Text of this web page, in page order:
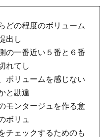
どの程度のボリューム
出し
の一番近い５番と６番
れてし
ボリュームを感じない
と勘違
モンタージュを作る意
ボリュ
チェックするためのも